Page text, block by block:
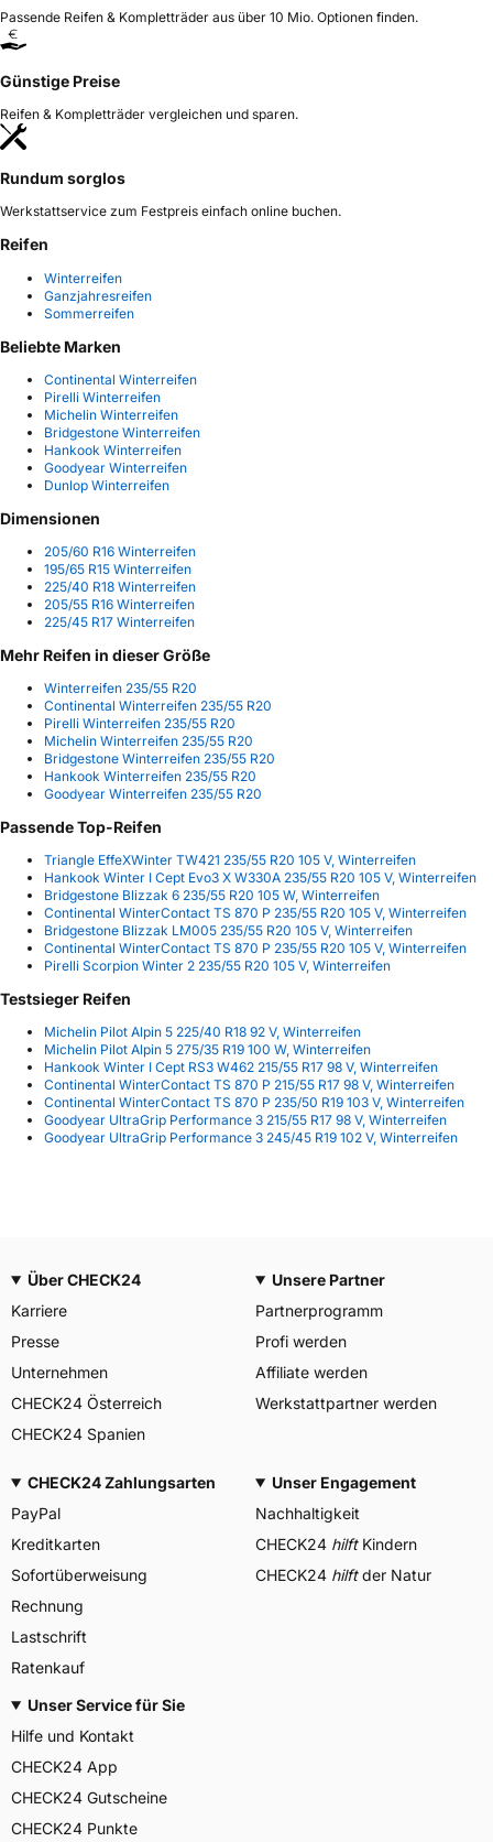
Passende Reifen & Kompletträder aus über 10 Mio. Optionen finden.
Günstige Preise
Reifen & Kompletträder vergleichen und sparen.
Rundum sorglos
Werkstattservice zum Festpreis einfach online buchen.
Reifen
Winterreifen
Ganzjahresreifen
Sommerreifen
Beliebte Marken
Continental Winterreifen
Pirelli Winterreifen
Michelin Winterreifen
Bridgestone Winterreifen
Hankook Winterreifen
Goodyear Winterreifen
Dunlop Winterreifen
Dimensionen
205/60 R16 Winterreifen
195/65 R15 Winterreifen
225/40 R18 Winterreifen
205/55 R16 Winterreifen
225/45 R17 Winterreifen
Mehr Reifen in dieser Größe
Winterreifen 235/55 R20
Continental Winterreifen 235/55 R20
Pirelli Winterreifen 235/55 R20
Michelin Winterreifen 235/55 R20
Bridgestone Winterreifen 235/55 R20
Hankook Winterreifen 235/55 R20
Goodyear Winterreifen 235/55 R20
Passende Top-Reifen
Triangle EffeXWinter TW421 235/55 R20 105 V, Winterreifen
Hankook Winter I Cept Evo3 X W330A 235/55 R20 105 V, Winterreifen
Bridgestone Blizzak 6 235/55 R20 105 W, Winterreifen
Continental WinterContact TS 870 P 235/55 R20 105 V, Winterreifen
Bridgestone Blizzak LM005 235/55 R20 105 V, Winterreifen
Continental WinterContact TS 870 P 235/55 R20 105 V, Winterreifen
Pirelli Scorpion Winter 2 235/55 R20 105 V, Winterreifen
Testsieger Reifen
Michelin Pilot Alpin 5 225/40 R18 92 V, Winterreifen
Michelin Pilot Alpin 5 275/35 R19 100 W, Winterreifen
Hankook Winter I Cept RS3 W462 215/55 R17 98 V, Winterreifen
Continental WinterContact TS 870 P 215/55 R17 98 V, Winterreifen
Continental WinterContact TS 870 P 235/50 R19 103 V, Winterreifen
Goodyear UltraGrip Performance 3 215/55 R17 98 V, Winterreifen
Goodyear UltraGrip Performance 3 245/45 R19 102 V, Winterreifen
Über CHECK24
Karriere
Presse
Unternehmen
CHECK24 Österreich
CHECK24 Spanien
Unsere Partner
Partnerprogramm
Profi werden
Affiliate werden
Werkstattpartner werden
CHECK24 Zahlungsarten
PayPal
Kreditkarten
Sofortüberweisung
Rechnung
Lastschrift
Ratenkauf
Unser Engagement
Nachhaltigkeit
CHECK24 hilftKindern
CHECK24 hilftder Natur
Unser Service für Sie
Hilfe und Kontakt
CHECK24 App
CHECK24 Gutscheine
CHECK24 Punkte